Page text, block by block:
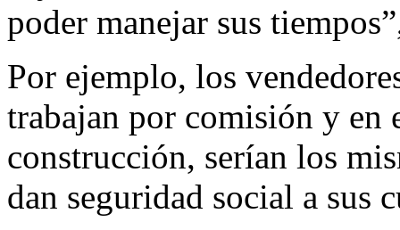
poder manejar sus
Por ejemplo, los
trabajan por comisión y en
construcción, serían los
dan seguridad social a sus